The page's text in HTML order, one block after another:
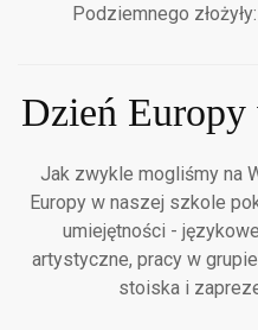
Podziemnego
Dzień Europy
Jak zwykle mogliśmy na
Europy w naszej szkole
umiejętności -
artystyczne, pracy w
stoiska i